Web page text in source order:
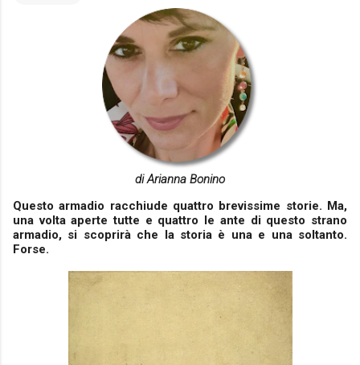
di Arianna Bonino
Questo armadio racchiude quattro brevissime storie. Ma,
una volta aperte tutte e quattro le ante di questo strano
armadio, si scoprirà che la storia è una e una soltanto.
Forse.